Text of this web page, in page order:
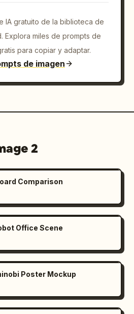
IA gratuito de la biblioteca de
Explora miles de prompts de
para copiar y adaptar.
de imagen
2
Comparison
Office Scene
Poster Mockup